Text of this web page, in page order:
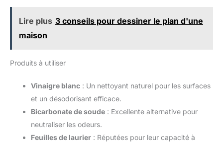
Lire plus 3 conseils pour dessiner le plan d'une
maison
Produits à utiliser
Vinaigre blanc : Un nettoyant naturel pour les surfaces
et un désodorisant efficace.
Bicarbonate de soude : Excellente alternative pour
neutraliser les odeurs.
Feuilles de laurier : Réputées pour leur capacité à